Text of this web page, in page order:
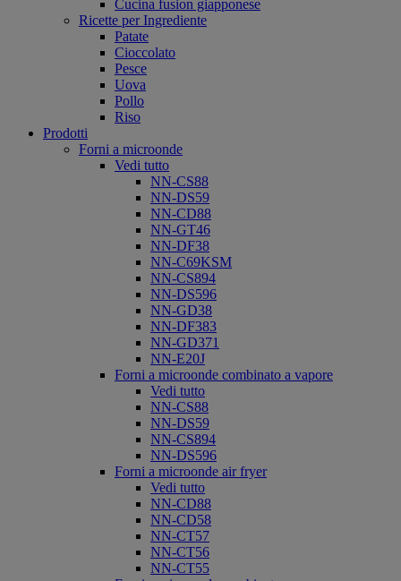
Cucina fusion giapponese
Ricette per Ingrediente
Patate
Cioccolato
Pesce
Uova
Pollo
Riso
Prodotti
Forni a microonde
Vedi tutto
NN-CS88
NN-DS59
NN-CD88
NN-GT46
NN-DF38
NN-C69KSM
NN-CS894
NN-DS596
NN-GD38
NN-DF383
NN-GD371
NN-E20J
Forni a microonde combinato a vapore
Vedi tutto
NN-CS88
NN-DS59
NN-CS894
NN-DS596
Forni a microonde air fryer
Vedi tutto
NN-CD88
NN-CD58
NN-CT57
NN-CT56
NN-CT55